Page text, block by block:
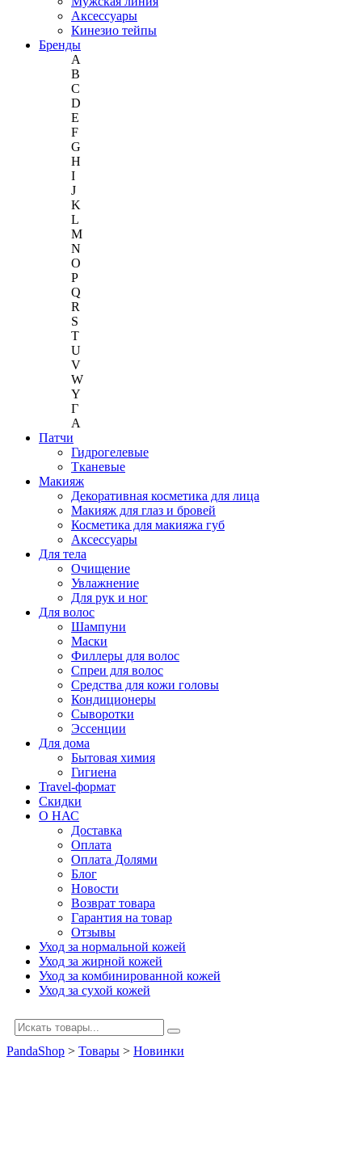
Аксессуары
Кинезио тейпы
Бренды
A
B
C
D
E
F
G
H
I
J
K
L
M
N
O
P
Q
R
S
T
U
V
W
Y
Г
A
Патчи
Гидрогелевые
Тканевые
Макияж
Декоративная косметика для лица
Макияж для глаз и бровей
Косметика для макияжа губ
Аксессуары
Для тела
Очищение
Увлажнение
Для рук и ног
Для волос
Шампуни
Маски
Филлеры для волос
Спреи для волос
Средства для кожи головы
Кондиционеры
Сыворотки
Эссенции
Для дома
Бытовая химия
Гигиена
Travel-формат
Скидки
О НАС
Доставка
Оплата
Оплата Долями
Блог
Новости
Возврат товара
Гарантия на товар
Отзывы
Уход за нормальной кожей
Уход за жирной кожей
Уход за комбинированной кожей
Уход за сухой кожей
PandaShop > Товары > Новинки